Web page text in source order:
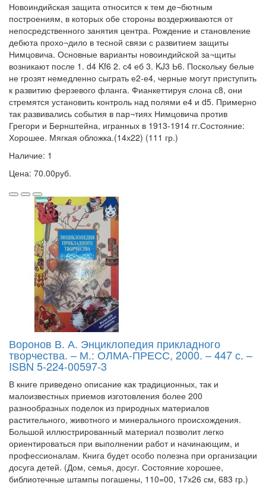
Новоиндийская защита относится к тем де¬бютным
построениям, в которых обе стороны воздерживаются от
непосредственного занятия центра. Рождение и становление
дебюта прохо¬дило в тесной связи с развитием защиты
Нимцовича. Основные варианты новоиндийской за¬щиты
возникают после 1. d4 Kf6 2. с4 еб 3. KJ3 Ь6. Поскольку белые
не грозят немедленно сыграть е2-е4, черные могут приступить
к развитию ферзевого фланга. Фианкеттируя слона с8, они
стремятся установить контроль над полями е4 и d5. Примерно
так развивались события в пар¬тиях Нимцовича против
Грегори и Бернштейна, игранных в 1913-1914 гг.Состояние:
Хорошее. Мягкая обложка.(14х22) (111 гр.)
Наличие: 1
Цена: 70.00руб.
Воронов В. А. Энциклопедия прикладного
творчества. – М.: ОЛМА-ПРЕСС, 2000. – 447 с. –
ISBN 5-224-00597-3
В книге приведено описание как традиционных, так и
малоизвестных приемов изготовления более 200
разнообразных поделок из природных материалов
растительного, животного и минерального происхождения.
Большой иллюстрированный материал позволит легко
ориентироваться при выполнении работ и начинающим, и
профессионалам. Книга будет особо полезна при организации
досуга детей. (Дом, семья, досуг. Состояние хорошее,
библиотечные штампы погашены, 110=00, 17х26 см, 683 гр.)